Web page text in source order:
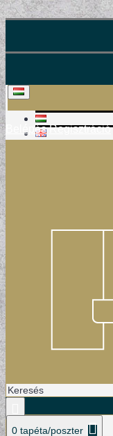
Belépés Regisztráció
0 tapéta/poszter